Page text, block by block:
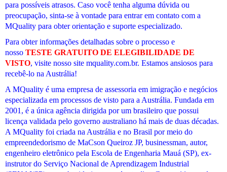
para possíveis atrasos. Caso você tenha alguma dúvida ou
preocupação, sinta-se à vontade para entrar em contato com a
MQuality para obter orientação e suporte especializado.
Para obter informações detalhadas sobre o processo e
nosso TESTE GRATUITO DE ELEGIBILIDADE DE
VISTO, visite nosso site mquality.com.br. Estamos ansiosos para
recebê-lo na Austrália!
A MQuality é uma empresa de assessoria em imigração e negócios
especializada em processos de visto para a Austrália. Fundada em
2001, é a única agência dirigida por um brasileiro que possui
licença validada pelo governo australiano há mais de duas décadas.
A MQuality foi criada na Austrália e no Brasil por meio do
empreendedorismo de MaCson Queiroz JP, businessman, autor,
engenheiro eletrônico pela Escola de Engenharia Mauá (SP), ex-
instrutor do Serviço Nacional de Aprendizagem Industrial